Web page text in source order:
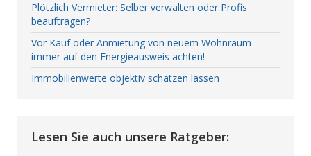
Plötzlich Vermieter: Selber verwalten oder Profis
beauftragen?
Vor Kauf oder Anmietung von neuem Wohnraum
immer auf den Energieausweis achten!
Immobilienwerte objektiv schätzen lassen
Lesen Sie auch unsere Ratgeber: